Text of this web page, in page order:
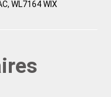
WL7164 WIX